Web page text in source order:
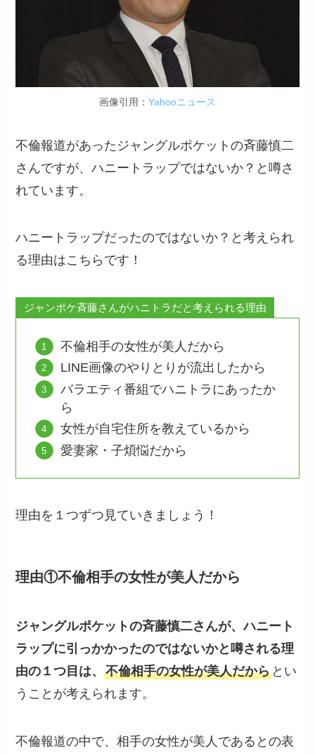
画像引用： Yahooニュース
不倫報道があったジャングルポケットの斉藤慎二
さんですが、ハニートラップではないか？と噂さ
れています。
ハニートラップだったのではないか？と考えられ
る理由はこちらです！
ジャンポケ斉藤さんがハニトラだと考えられる理由
不倫相手の女性が美人だから
LINE画像のやりとりが流出したから
バラエティ番組でハニトラにあったか
ら
女性が自宅住所を教えているから
愛妻家・子煩悩だから
理由を１つずつ見ていきましょう！
理由①不倫相手の女性が美人だから
ジャングルポケットの斉藤慎二さんが、ハニート
ラップに引っかかったのではないかと噂される理
由の１つ目は、不倫相手の女性が美人だから とい
うことが考えられます。
不倫報道の中で、相手の女性が美人であるとの表